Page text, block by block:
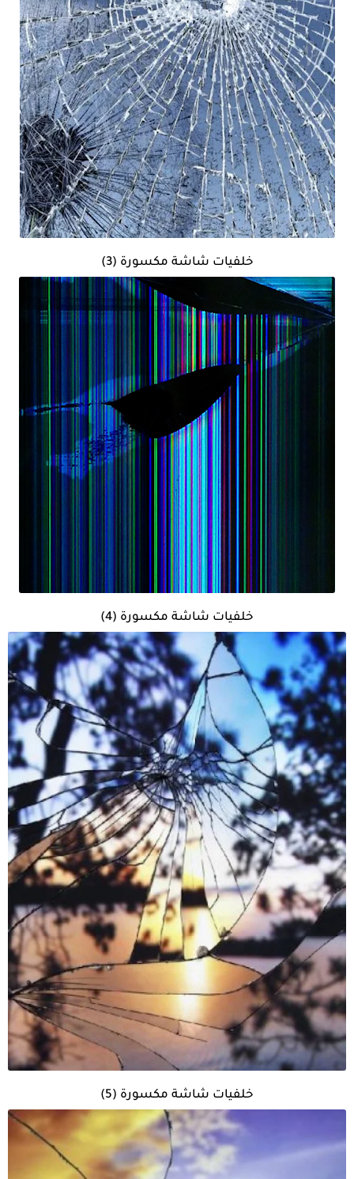
خلفيات شاشة مكسورة (3)
خلفيات شاشة مكسورة (4)
خلفيات شاشة مكسورة (5)